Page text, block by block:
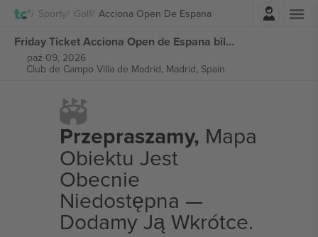
Sporty Golf Acciona Open De Espana
Zaloguj sie
Friday Ticket Acciona Open de Espana biletów
paź 09, 2026
Club de Campo Villa de Madrid, Madrid, Spain
Przepraszamy, Mapa
Obiektu Jest
Obecnie
Niedostępna —
Dodamy Ją Wkrótce.